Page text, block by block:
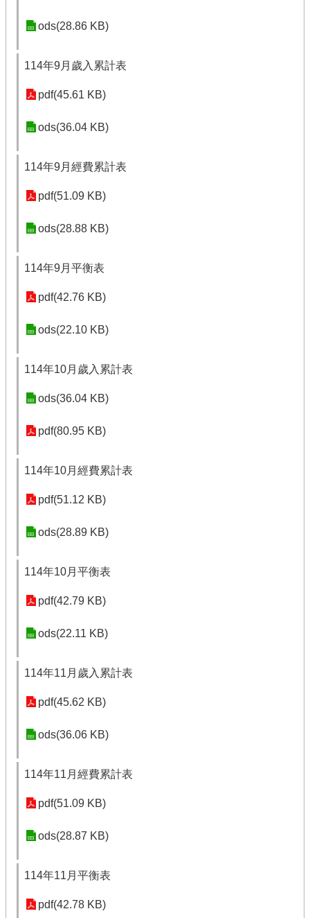
ods(28.86 KB)
114年9月歲入累計表
pdf(45.61 KB)
ods(36.04 KB)
114年9月經費累計表
pdf(51.09 KB)
ods(28.88 KB)
114年9月平衡表
pdf(42.76 KB)
ods(22.10 KB)
114年10月歲入累計表
ods(36.04 KB)
pdf(80.95 KB)
114年10月經費累計表
pdf(51.12 KB)
ods(28.89 KB)
114年10月平衡表
pdf(42.79 KB)
ods(22.11 KB)
114年11月歲入累計表
pdf(45.62 KB)
ods(36.06 KB)
114年11月經費累計表
pdf(51.09 KB)
ods(28.87 KB)
114年11月平衡表
pdf(42.78 KB)